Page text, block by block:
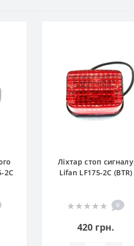
2С
Ліхтар стоп сигналу
Lifan LF175-2С (BTR)
0
420 грн.